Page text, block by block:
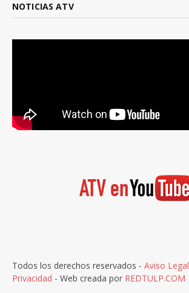
NOTICIAS ATV
Todos los derechos reservados - Aviso Legal
Privacidad - Web creada por REDTULP.COM